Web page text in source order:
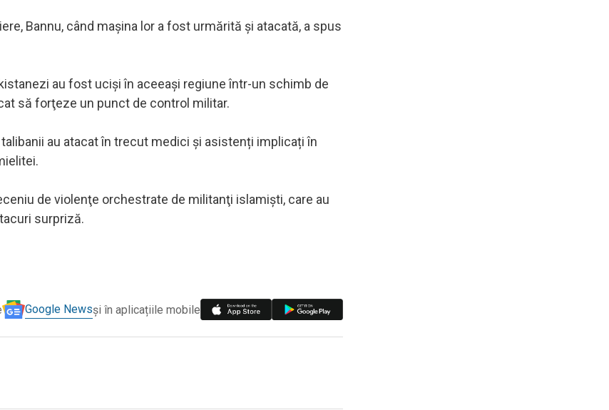
Bannu, când maşina lor a fost urmărită şi atacată, a spus
au fost ucişi în aceeaşi regiune într-un schimb de
să forţeze un punct de control militar.
au atacat în trecut medici și asistenți implicați în
de violenţe orchestrate de militanţi islamişti, care au
surpriză.
Google Newsși în aplicațiile mobile